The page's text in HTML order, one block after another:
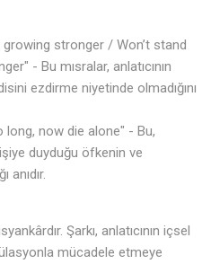
growing stronger / Won’t stand
- Bu mısralar, anlatıcının
ezdirme niyetinde olmadığını
long, now die alone" - Bu,
duyduğu öfkenin ve
anıdır.
Şarkı, anlatıcının içsel
mücadele etmeye